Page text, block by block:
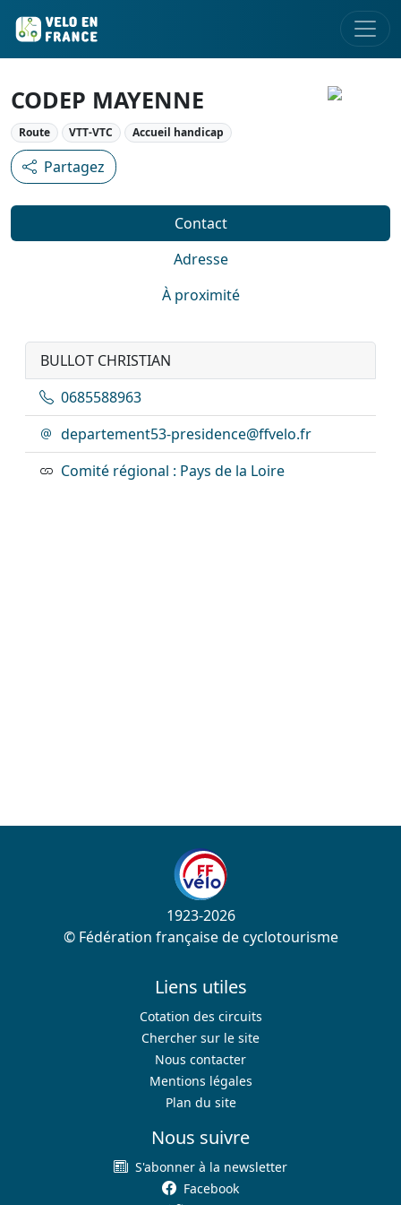
CODEP MAYENNE
Route VTT-VTC Accueil handicap
Partagez
Contact
Adresse
À proximité
BULLOT CHRISTIAN
0685588963
departement53-presidence@ffvelo.fr
Comité régional : Pays de la Loire
1923-2026
© Fédération française de cyclotourisme
Liens utiles
Cotation des circuits
Chercher sur le site
Nous contacter
Mentions légales
Plan du site
Nous suivre
S'abonner à la newsletter
Facebook